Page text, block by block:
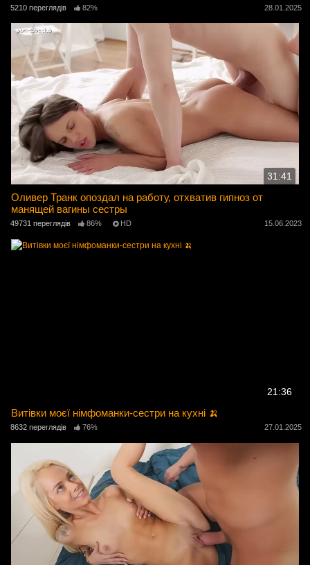
5210 переглядів 82% 28.01.2025
31:41
Оливер Транк опоздал на работу, отхватив гипноз от
манящей вагины сестры
49731 переглядів 86% HD 15.06.2023
21:36
Витівки моєї німфоманки-сестри на кухні 🍌
8632 переглядів 76% 27.01.2025